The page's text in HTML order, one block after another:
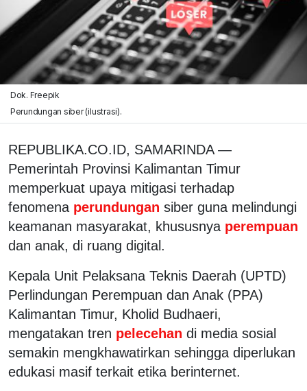
Dok. Freepik
Perundungan siber (ilustrasi).
REPUBLIKA.CO.ID, SAMARINDA —
Pemerintah Provinsi Kalimantan Timur
memperkuat upaya mitigasi terhadap
fenomena perundungan siber guna melindungi
keamanan masyarakat, khususnya perempuan
dan anak, di ruang digital.
Kepala Unit Pelaksana Teknis Daerah (UPTD)
Perlindungan Perempuan dan Anak (PPA)
Kalimantan Timur, Kholid Budhaeri,
mengatakan tren pelecehan di media sosial
semakin mengkhawatirkan sehingga diperlukan
edukasi masif terkait etika berinternet.